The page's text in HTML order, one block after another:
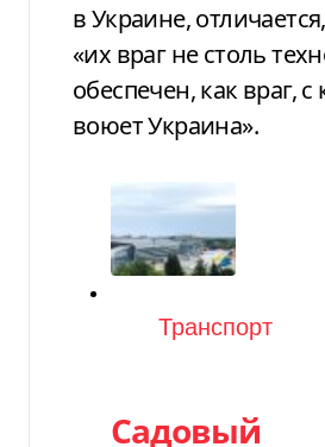
в Украине,
«их враг не столь
обеспечен, как враг,
воюет Украина».
Категория
Транспорт
Садовый